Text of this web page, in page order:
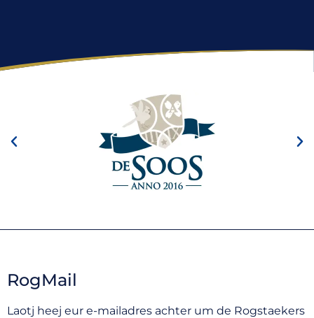
RogMail
Laotj heej eur e-mailadres achter um de Rogstaekers